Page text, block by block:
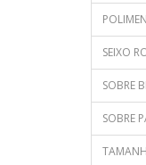
SEIXO
SOBRE
SOBRE